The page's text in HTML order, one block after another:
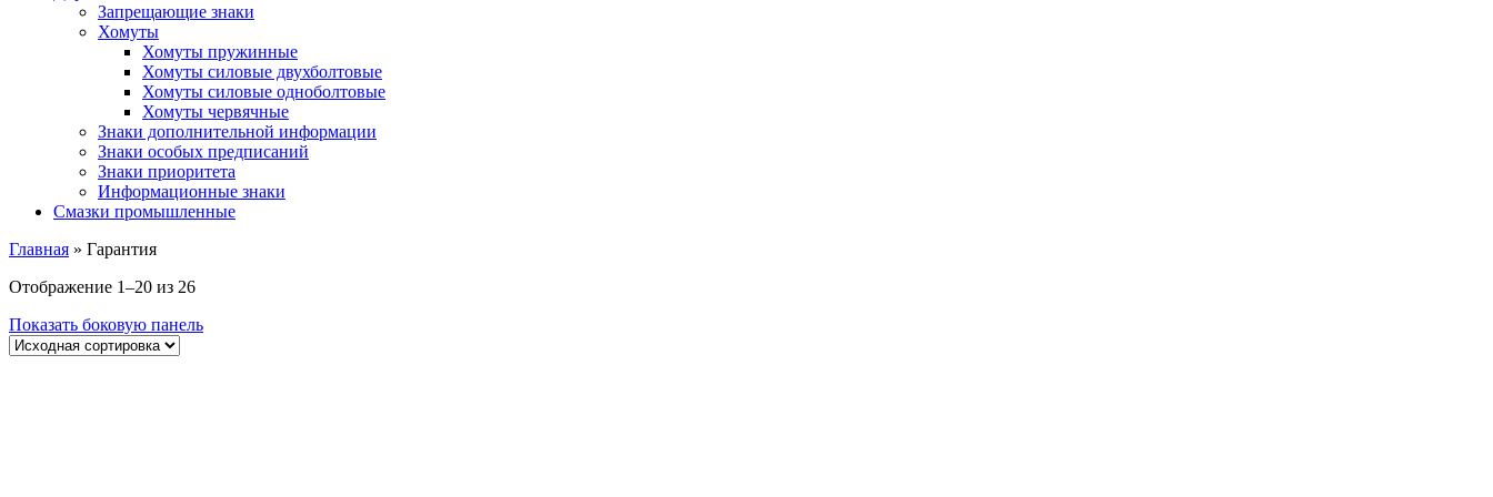
Запрещающие знаки
Хомуты
Хомуты пружинные
Хомуты силовые двухболтовые
Хомуты силовые одноболтовые
Хомуты червячные
Знаки дополнительной информации
Знаки особых предписаний
Знаки приоритета
Информационные знаки
Смазки промышленные
Главная » Гарантия
Отображение 1–20 из 26
Показать боковую панель